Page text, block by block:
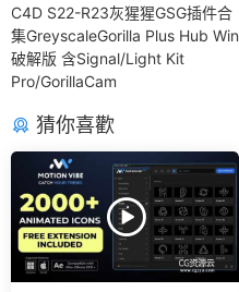
C4D S22-R23灰猩猩GSG插件合
集GreyscaleGorilla Plus Hub Win
破解版 含Signal/Light Kit
Pro/GorillaCam
猜你喜歡